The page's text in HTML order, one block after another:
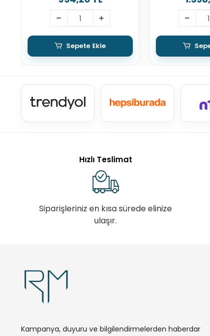
Sepete Ekle
Hızlı Teslimat
Siparişleriniz en kısa sürede elinize
ulaşır.
Kampanya, duyuru ve bilgilendirmelerden haberdar